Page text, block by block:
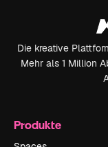
Die kreative
Mehr als 1 Million
Produkte